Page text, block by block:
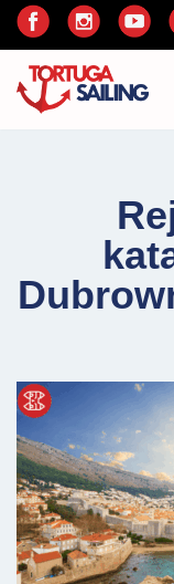
do
treści